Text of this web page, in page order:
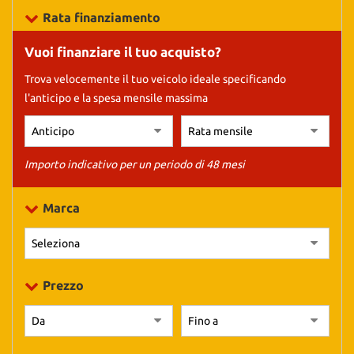
Rata finanziamento
Vuoi finanziare il tuo acquisto?
Trova velocemente il tuo veicolo ideale specificando
l'anticipo e la spesa mensile massima
Importo indicativo per un periodo di 48 mesi
Marca
Prezzo
che
per
le
funzionalità
e
svolgere
le
attività
descritte.
Per
ottenere
maggiori
sull'utilità
e
sul
funzionamento